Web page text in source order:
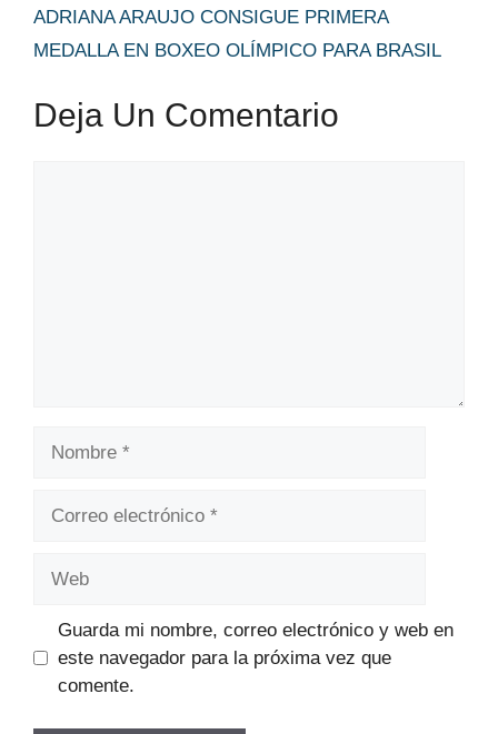
ADRIANA ARAUJO CONSIGUE PRIMERA
MEDALLA EN BOXEO OLÍMPICO PARA BRASIL
Deja Un Comentario
Guarda mi nombre, correo electrónico y web en
este navegador para la próxima vez que
comente.